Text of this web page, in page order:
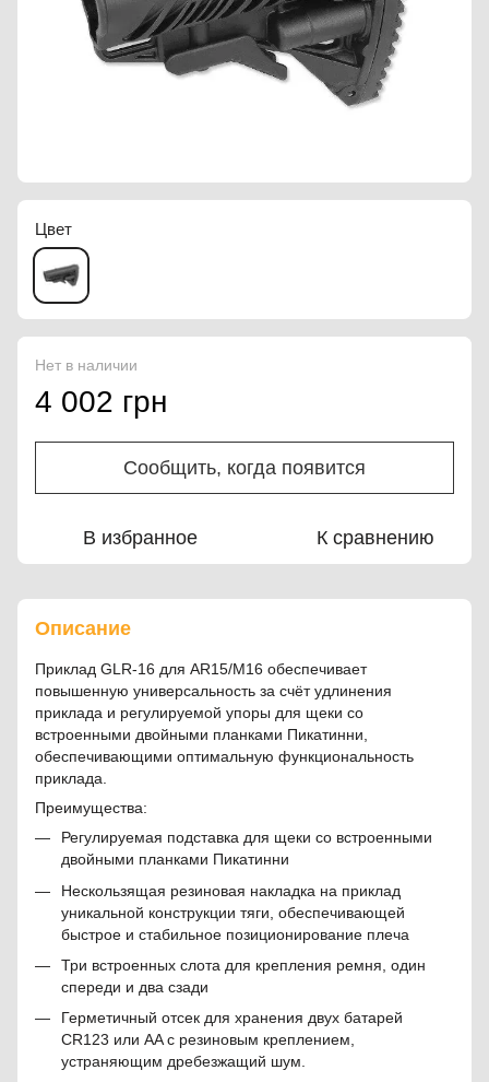
Цвет
Нет в наличии
4 002 грн
Сообщить, когда появится
В избранное К сравнению
Описание
Приклад GLR-16 для AR15/M16 обеспечивает
повышенную универсальность за счёт удлинения
приклада и регулируемой упоры для щеки со
встроенными двойными планками Пикатинни,
обеспечивающими оптимальную функциональность
приклада.
Преимущества:
Регулируемая подставка для щеки со встроенными
двойными планками Пикатинни
Нескользящая резиновая накладка на приклад
уникальной конструкции тяги, обеспечивающей
быстрое и стабильное позиционирование плеча
Три встроенных слота для крепления ремня, один
спереди и два сзади
Герметичный отсек для хранения двух батарей
CR123 или AA с резиновым креплением,
устраняющим дребезжащий шум.